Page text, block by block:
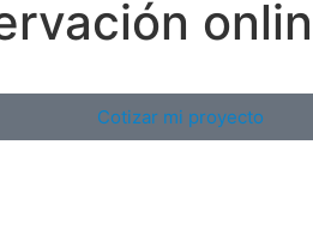
Cotizar mi proyecto